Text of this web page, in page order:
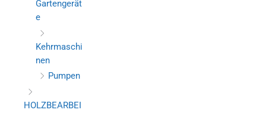
Gartengerät
e
Kehrmaschi
nen
Pumpen
HOLZBEARBEI